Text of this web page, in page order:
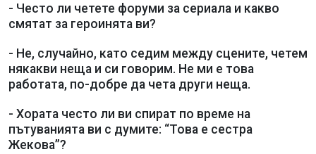
- Често ли четете форуми за сериала и какво
смятат за героинята ви?
- Не, случайно, като седим между сцените, четем
някакви неща и си говорим. Не ми е това
работата, по-добре да чета други неща.
- Хората често ли ви спират по време на
пътуванията ви с думите: “Това е сестра
Жекова”?